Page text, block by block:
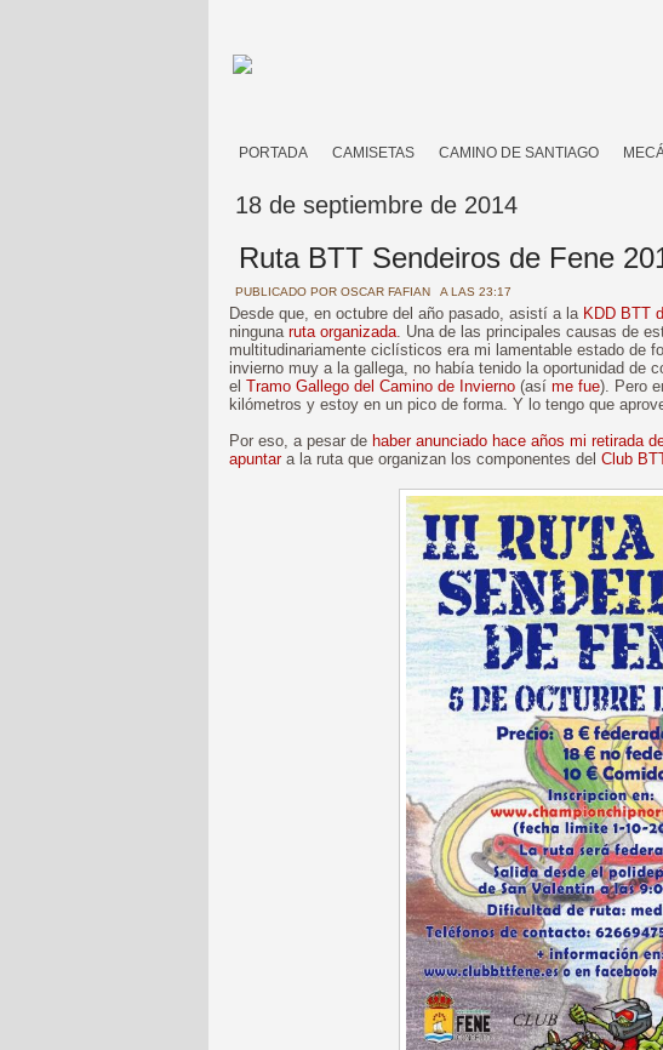
PORTADA CAMISETAS CAMINO DE SANTIAGO
18 de septiembre de 2014
Ruta BTT Sendeiros de Fene
PUBLICADO POR OSCAR FAFIAN A LAS 23:17
Desde que, en octubre del año pasado, asistí a la KDD BTT
ninguna ruta organizada. Una de las principales causas de
multitudinariamente ciclísticos era mi lamentable estado de
invierno muy a la gallega, no había tenido la oportunidad de
el Tramo Gallego del Camino de Invierno (así me fue). Pero
kilómetros y estoy en un pico de forma. Y lo tengo que
Por eso, a pesar de haber anunciado hace años mi retirada
apuntara la ruta que organizan los componentes del Club